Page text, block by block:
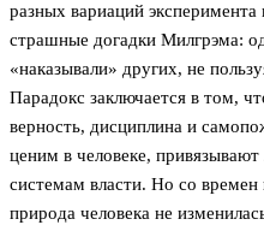
разных вариаций
страшные догадки Милгрэма:
«наказывали» других, не
Парадокс заключается в том,
верность, дисциплина и
ценим в человеке,
системам власти. Но со времен
природа человека не